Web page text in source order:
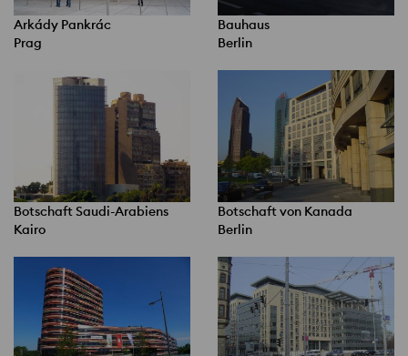
Arkády Pankrác
Prag
Bauhaus
Berlin
Botschaft Saudi-Arabiens
Kairo
Botschaft von Kanada
Berlin